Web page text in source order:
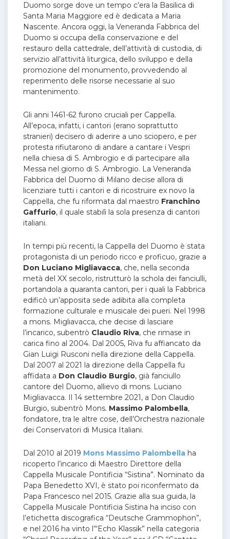
Duomo sorge dove un tempo c’era la Basilica di
Santa Maria Maggiore ed è dedicata a Maria
Nascente. Ancora oggi, la Veneranda Fabbrica del
Duomo si occupa della conservazione e del
restauro della cattedrale, dell’attività di custodia, di
servizio all’attività liturgica, dello sviluppo e della
promozione del monumento, provvedendo al
reperimento delle risorse necessarie al suo
mantenimento.
Gli anni 1461-62 furono cruciali per Cappella.
All’epoca, infatti, i cantori (erano soprattutto
stranieri) decisero di aderire a uno sciopero, e per
protesta rifiutarono di andare a cantare i Vespri
nella chiesa di S. Ambrogio e di partecipare alla
Messa nel giorno di S. Ambrogio. La Veneranda
Fabbrica del Duomo di Milano decise allora di
licenziare tutti i cantori e di ricostruire ex novo la
Cappella, che fu riformata dal maestro Franchino
Gaffurio, il quale stabilì la sola presenza di cantori
italiani.
In tempi più recenti, la Cappella del Duomo è stata
protagonista di un periodo ricco e proficuo, grazie a
Don Luciano Migliavacca, che, nella seconda
metà del XX secolo, ristrutturò la schola dei fanciulli,
portandola a quaranta cantori, per i quali la Fabbrica
edificò un’apposita sede adibita alla completa
formazione culturale e musicale dei pueri. Nel 1998
a mons. Migliavacca, che decise di lasciare
l’incarico, subentrò Claudio Riva, che rimase in
carica fino al 2004. Dal 2005, Riva fu affiancato da
Gian Luigi Rusconi nella direzione della Cappella.
Dal 2007 al 2021 la direzione della Cappella fu
affidata a Don Claudio Burgio, già fanciullo
cantore del Duomo, allievo di mons. Luciano
Migliavacca. Il 14 settembre 2021, a Don Claudio
Burgio, subentrò Mons. Massimo Palombella,
fondatore, tra le altre cose, dell’Orchestra nazionale
dei Conservatori di Musica Italiani.
Dal 2010 al 2019 Mons Massimo Palombella ha
ricoperto l’incarico di Maestro Direttore della
Cappella Musicale Pontificia “Sistina”. Nominato da
Papa Benedetto XVI, è stato poi riconfermato da
Papa Francesco nel 2015. Grazie alla sua guida, la
Cappella Musicale Pontificia Sistina ha inciso con
l’etichetta discografica “Deutsche Grammophon”,
e nel 2016 ha vinto l’“Echo Klassik” nella categoria